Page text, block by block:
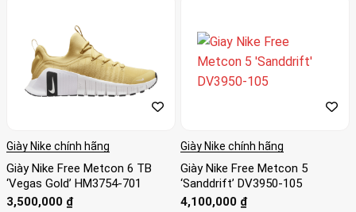
Giày Nike chính hãng
Giày Nike Free Metcon 6 TB
‘Vegas Gold’ HM3754-701
3,500,000 ₫
Giày Nike chính hãng
Giày Nike Free Metcon 5
‘Sanddrift’ DV3950-105
4,100,000 ₫